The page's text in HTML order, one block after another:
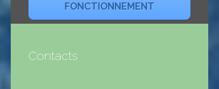
FONCTIONNEMENT
Contacts